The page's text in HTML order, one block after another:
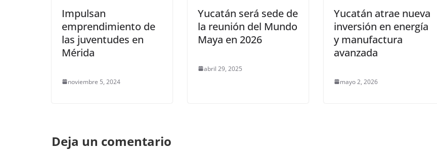
Impulsan
emprendimiento de
las juventudes en
Mérida
noviembre 5, 2024
Yucatán será sede de
la reunión del Mundo
Maya en 2026
abril 29, 2025
Yucatán atrae nueva
inversión en energía
y manufactura
avanzada
mayo 2, 2026
Deja un comentario